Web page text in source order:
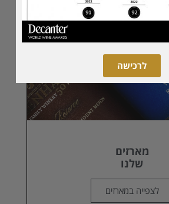
מארזים
שלנו
לצפייה במארזים
לרכישה